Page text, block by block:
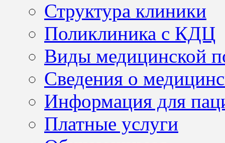
Структура клиники
Поликлиника с КДЦ
Виды медицинской
Сведения о
Информация для
Платные услуги